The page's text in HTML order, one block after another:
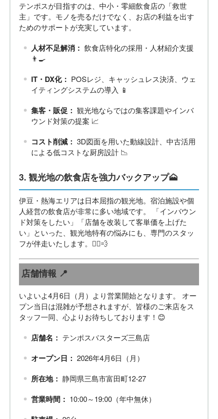
テンポスが目指すのは、中小・零細飲食店の「救世
主」です。モノを売るだけでなく、お店の利益を出す
ためのサポートが充実しています。
人材不足解消： 飲食店特化の採用・人材紹介支援
👨‍🍳
IT・DX化： POSレジ、キャッシュレス決済、ウェ
イティングシステムの導入 📱
集客・販促： 観光地ならではの集客課題やインバ
ウンド対策の提案 📈
コスト削減： 3D図面を用いた動線設計、中古活用
による低コストな厨房設計 📉
3. 観光地の飲食店を強力バックアップ🗻
伊豆・熱海エリアは日本屈指の観光地。宿泊施設や個
人経営の飲食店が非常に多い地域です。 「インバウン
ド対策をしたい」「店舗を改装して客単価を上げた
い」といった、観光地特有の悩みにも、専門のスタッ
フが伴走いたします。🏃‍♂️💨
店舗情報 📍
いよいよ4月6日（月）より営業開始となります。 オー
プン当日は混雑が予想されますが、皆様のご来店をス
タッフ一同、心よりお待ちしております！😊
店舗名： テンポスバスターズ三島店
オープン日： 2026年4月6日（月）
所在地： 静岡県三島市富田町12-27
営業時間： 10:00～19:00（年中無休）